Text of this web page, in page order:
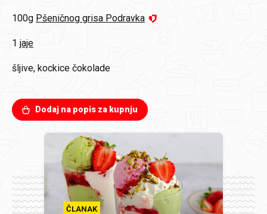
100g Pšeničnog grisa Podravka
1 jaje
šljive, kockice čokolade
Dodaj na popis za kupnju
ČLANAK